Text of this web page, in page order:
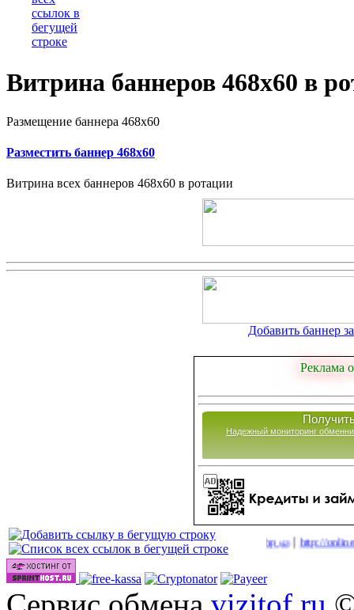
Витрина баннеров 468x60 в
Размещение баннера 468x60
Разместить баннер 468x60
Витрина всех баннеров 468x60 в ротации
Добавить баннер
Реклама
Надежный мониторинг
в 2026 году(40)|http://onlinevideos.cc/go/out.php http://